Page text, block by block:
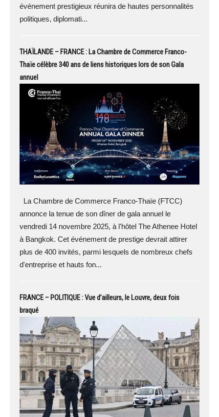
événement prestigieux réunira de hautes personnalités
politiques, diplomati...
THAÏLANDE – FRANCE : La Chambre de Commerce Franco-
Thaïe célèbre 340 ans de liens historiques lors de son Gala
annuel
La Chambre de Commerce Franco-Thaïe (FTCC)
annonce la tenue de son dîner de gala annuel le
vendredi 14 novembre 2025, à l'hôtel The Athenee Hotel
à Bangkok. Cet événement de prestige devrait attirer
plus de 400 invités, parmi lesquels de nombreux chefs
d'entreprise et hauts fon...
FRANCE – POLITIQUE : Vue d’ailleurs, le Louvre, deux fois
braqué